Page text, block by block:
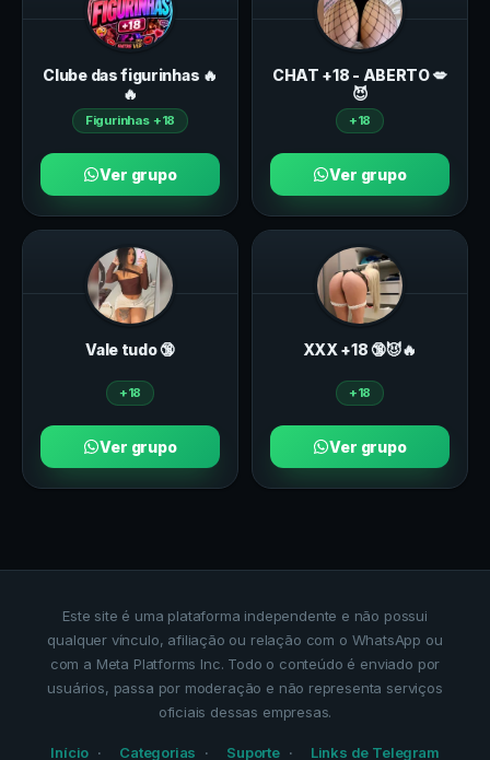
Clube das figurinhas 🔥
🔥
Figurinhas +18
Ver grupo
CHAT +18 - ABERTO 💋
😈
+18
Ver grupo
Vale tudo 🔞
+18
Ver grupo
ХXХ +18 🔞😈🔥
+18
Ver grupo
Este site é uma plataforma independente e não possui
qualquer vínculo, afiliação ou relação com o WhatsApp ou
com a Meta Platforms Inc. Todo o conteúdo é enviado por
usuários, passa por moderação e não representa serviços
oficiais dessas empresas.
Início Categorias Suporte Links de Telegram